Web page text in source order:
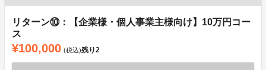
リターン⑩：【企業様・個人事業主様向け】10万円コー
ス
¥100,000 (税込)残り2